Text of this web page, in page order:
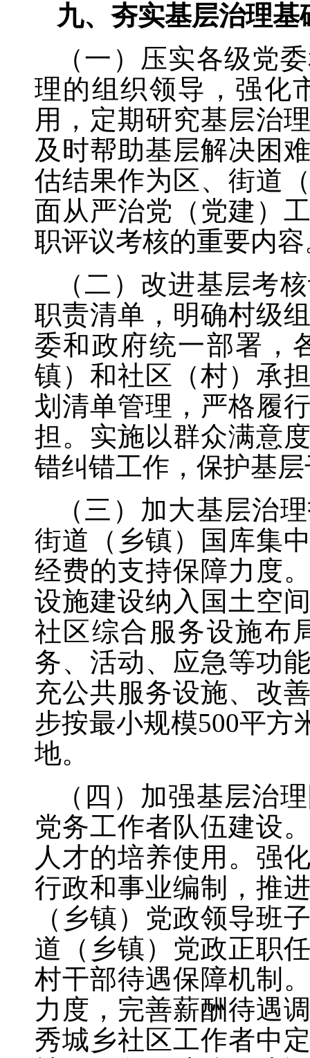
九、夯实基层治理基
（一）压实各级党
理的组织领导，强化
用，定期研究基层治
及时帮助基层解决困
估结果作为区、街道
面从严治党（党建）
职评议考核的重要内
（二）改进基层考
职责清单，明确村级
委和政府统一部署，
镇）和社区（村）承
划清单管理，严格履
担。实施以群众满意
错纠错工作，保护基
（三）加大基层治
街道（乡镇）国库集
经费的支持保障力度
设施建设纳入国土空
社区综合服务设施布
务、活动、应急等功
充公共服务设施、改
步按最小规模500平方
地。
（四）加强基层治
党务工作者队伍建设
人才的培养使用。强
行政和事业编制，推
（乡镇）党政领导班
道（乡镇）党政正职
村干部待遇保障机制
力度，完善薪酬待遇
秀城乡社区工作者中